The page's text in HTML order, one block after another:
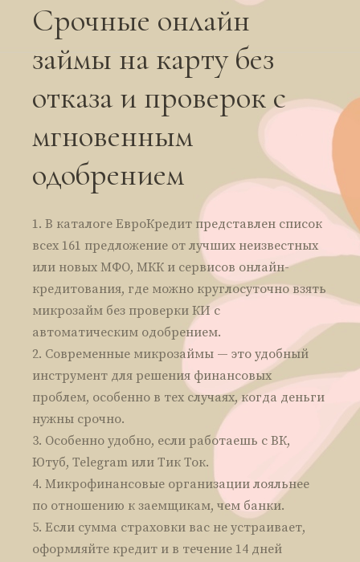
Срочные онлайн
займы на карту без
отказа и проверок с
мгновенным
одобрением
В каталоге ЕвроКредит представлен список
всех 161 предложение от лучших неизвестных
или новых МФО, МКК и сервисов онлайн-
кредитования, где можно круглосуточно взять
микрозайм без проверки КИ с
автоматическим одобрением.
Современные микрозаймы — это удобный
инструмент для решения финансовых
проблем, особенно в тех случаях, когда деньги
нужны срочно.
Особенно удобно, если работаешь с ВК,
Ютуб, Telegram или Тик Ток.
Микрофинансовые организации лояльнее
по отношению к заемщикам, чем банки.
Если сумма страховки вас не устраивает,
оформляйте кредит и в течение 14 дней